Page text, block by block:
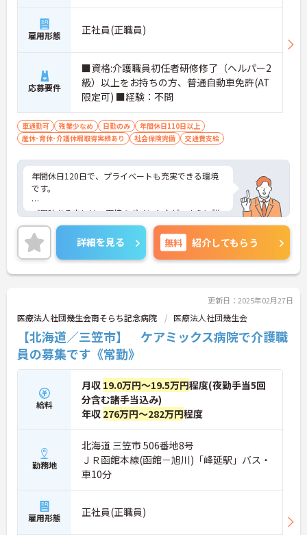
雇用形態 正社員(正職員)
応募要件
■資格:介護職員初任者研修修了（ヘルパー2
級）以上をお持ちの方、普通自動車免許(AT
限定可) ■経験：不問
車通勤可 残業少なめ 日勤のみ
年間休日110日以上
産休･育休･介護休暇取得実績あり
社会保険完備 交通費支給
年間休日120日で、プライベートも充実できる環境
です。
ご興味ある方には、面接のポイントなど、さらに詳
細をお話致しますのでお気軽にご相談ください。
詳細を見る 無料 紹介してもらう
更新日：2025年02月27日
医療法人社団幾生会南そらち記念病院 医療法人社団幾生会
【北海道／三笠市】 ケアミックス病院で介護職
員の募集です《常勤》
給料
月収 19.0万円～19.5万円程度(夜勤手当5回
分含む諸手当込み)
年収 276万円～282万円程度
勤務地
北海道 三笠市 506番地8号
ＪＲ函館本線(函館－旭川)「峰延駅」バス・
車10分
雇用形態 正社員(正職員)